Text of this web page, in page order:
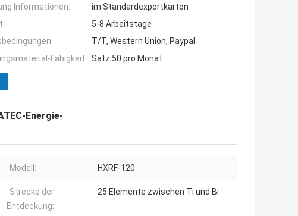
Informationen:
im Standardexportkarton
5-8 Arbeitstage
T/T, Western Union, Paypal
Fähigkeit: Satz 50 pro Monat
Energie-
Modell: HXRF-120
Strecke der
Entdeckung:
25 Elemente zwischen Ti und Bi